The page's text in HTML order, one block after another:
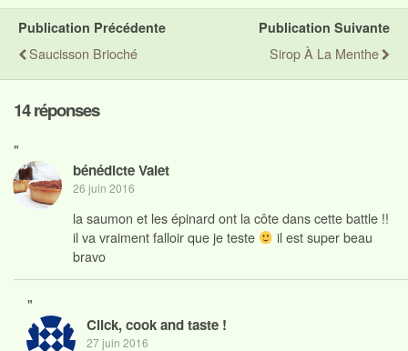
Publication Précédente
Saucisson Brioché
Publication Suivante
Sirop À La Menthe
14 réponses
"
bénédicte Valet
26 juin 2016
la saumon et les épinard ont la côte dans cette battle !!
il va vraiment falloir que je teste
il est super beau
bravo
"
Click, cook and taste !
27 juin 2016